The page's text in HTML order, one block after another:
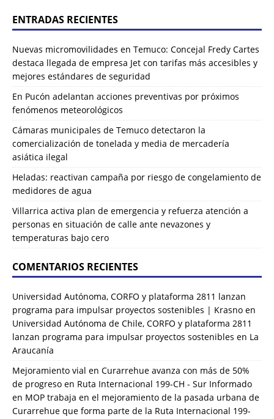
ENTRADAS RECIENTES
Nuevas micromovilidades en Temuco: Concejal Fredy Cartes
destaca llegada de empresa Jet con tarifas más accesibles y
mejores estándares de seguridad
En Pucón adelantan acciones preventivas por próximos
fenómenos meteorológicos
Cámaras municipales de Temuco detectaron la
comercialización de tonelada y media de mercadería
asiática ilegal
Heladas: reactivan campaña por riesgo de congelamiento de
medidores de agua
Villarrica activa plan de emergencia y refuerza atención a
personas en situación de calle ante nevazones y
temperaturas bajo cero
COMENTARIOS RECIENTES
Universidad Autónoma, CORFO y plataforma 2811 lanzan
programa para impulsar proyectos sostenibles | Krasno en
Universidad Autónoma de Chile, CORFO y plataforma 2811
lanzan programa para impulsar proyectos sostenibles en La
Araucanía
Mejoramiento vial en Curarrehue avanza con más de 50%
de progreso en Ruta Internacional 199-CH - Sur Informado
en MOP trabaja en el mejoramiento de la pasada urbana de
Curarrehue que forma parte de la Ruta Internacional 199-